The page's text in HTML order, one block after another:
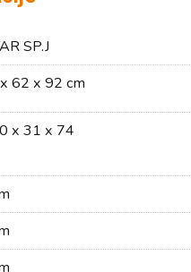
SP.J
62 x 92 cm
x 31 x 74